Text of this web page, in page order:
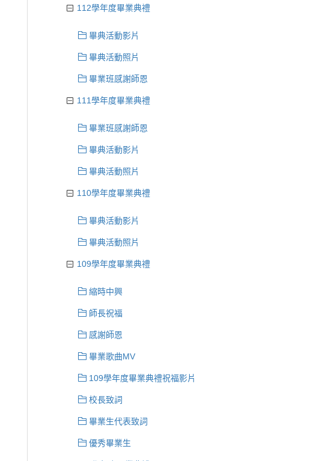
112學年度畢業典禮
畢典活動影片
畢典活動照片
畢業班感謝師恩
111學年度畢業典禮
畢業班感謝師恩
畢典活動影片
畢典活動照片
110學年度畢業典禮
畢典活動影片
畢典活動照片
109學年度畢業典禮
縮時中興
師長祝福
感謝師恩
畢業歌曲MV
109學年度畢業典禮祝福影片
校長致詞
畢業生代表致詞
優秀畢業生